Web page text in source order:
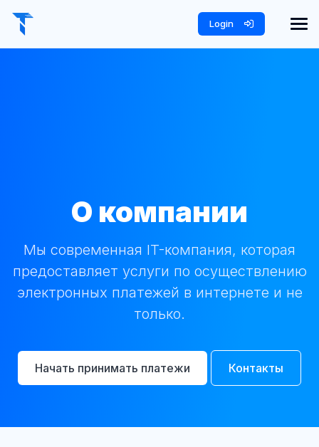
Login
О компании
Мы современная IT-компания, которая
предоставляет услуги по осуществлению
электронных платежей в интернете и не
только.
Начать принимать платежи Контакты